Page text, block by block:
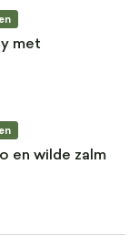
met
en wilde zalm